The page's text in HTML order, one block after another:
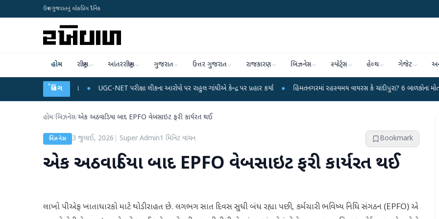
ઉત્તર ગુજરાતનું લોકપ્રિય દૈનિક
હોમ રાષ્ટ્રીય આંતરરાષ્ટ્રીય ગુજરાત ઉત્તર ગુજરાત રાજકારણ બિઝનેસ સ્પોર્ટ્સ હેલ્થ ગેજેટ
બ્રેકિંગ
UGC-NET પરીક્ષા લીકના આરોપો પર રાહુલ ગાંધીએ કેન્દ્ર પર પ્રહાર કર્યા ● હિંમતનગરમાં રહસ્યમય વાયરસ કે ચાંદીપુરા? 6 બાળકોના મોતથી ફફડાટ ●
હોમ/બિઝનેસ/એક અઠવાડિયા બાદ EPFO વેબસાઇટ ફરી કાર્યરત થઈ
બિઝનેસ 3 જુલાઈ, 2026 Super Admin1 મિનિટ વાંચન Bookmark
એક અઠવાડિયા બાદ EPFO વેબસાઇટ ફરી કાર્યરત થઈ
લાખો પીએફ ખાતાધારકો માટે થોડી રાહત છે. લગભગ સાત દિવસ સુધી બંધ રહ્યા પછી, કર્મચારી ભવિષ્ય નિધિ સંગઠન (EPFO) એ